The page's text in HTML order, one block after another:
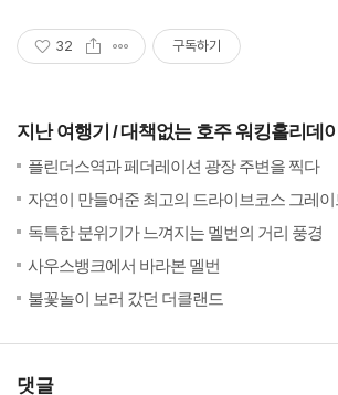
32 구독하기
지난 여행기 대책없는 호주 워킹홀리데이
플린더스역과 페더레이션 광장 주변을 찍다
자연이 만들어준 최고의 드라이브코스 그레
독특한 분위기가 느껴지는 멜번의 거리 풍경
사우스뱅크에서 바라본 멜번
불꽃놀이 보러 갔던 더클랜드
댓글